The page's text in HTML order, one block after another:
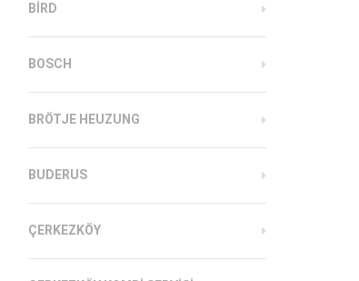
BIRD
BOSCH
BRÖTJE HEUZUNG
BUDERUS
ÇERKEZKÖY